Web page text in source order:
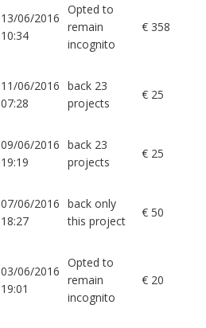
13/06/2016
10:34
Opted to
remain
incognito
€ 358
11/06/2016
07:28
back 23
projects
€ 25
09/06/2016
19:19
back 23
projects
€ 25
07/06/2016
18:27
back only
this project
€ 50
03/06/2016
19:01
Opted to
remain
incognito
€ 20